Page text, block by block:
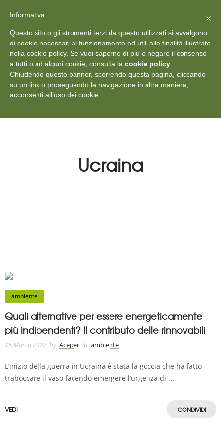
+39 011 18867102 info@aceper.it Statuto
Aceper
Ucraina
ambiente
Quali alternative per essere energeticamente
più indipendenti? Il contributo delle rinnovabili
15 Marzo 2022 by Aceper in ambiente
L’inizio della guerra in Ucraina è stata la goccia che ha fatto
traboccare il vaso facendo emergere l’urgenza di ...
VEDI CONDIVIDI
Vedi: Protezione dei dati personali ×
Informativa
Questo sito o gli strumenti terzi da questo utilizzati si avvalgono
di cookie necessari al funzionamento ed utili alle finalità illustrate
nella cookie policy. Se vuoi saperne di più o negare il consenso
a tutti o ad alcuni cookie, consulta la cookie policy
Chiudendo questo banner, scorrendo questa pagina, cliccando
su un link o proseguendo la navigazione in altra maniera,
acconsenti all’uso dei cookie.